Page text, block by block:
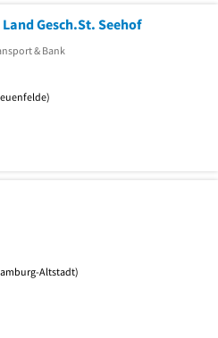
Gesch.St. Seehof
& Bank
Altstadt)